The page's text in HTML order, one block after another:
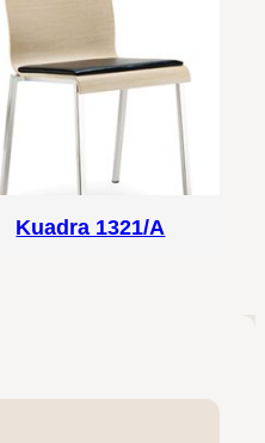
Kuadra 1321/A